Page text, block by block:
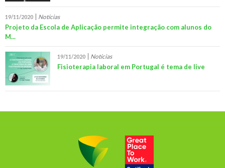
19/11/2020 Notícias
Projeto da Escola de Aplicação permite integração com alunos do
M...
19/11/2020 Notícias
Fisioterapia laboral em Portugal é tema de live